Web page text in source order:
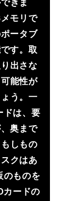
モリで
ータブ
す。取
出さな
能性が
う。一
ドは、要
奥まで
しもの
クはあ
のものを
カードの